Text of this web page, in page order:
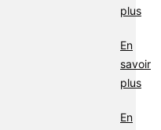
plus
En
savoir
plus
En